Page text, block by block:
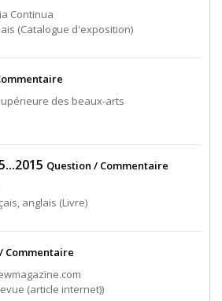
Continua
(Catalogue d'exposition)
des beaux-arts
Question / Commentaire
anglais (Livre)
Commentaire
(article internet))